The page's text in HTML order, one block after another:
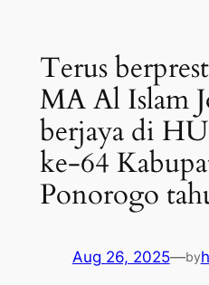
Terus
MA Al Islam
berjaya di
ke-64
Ponorogo
Aug 26, 2025—by